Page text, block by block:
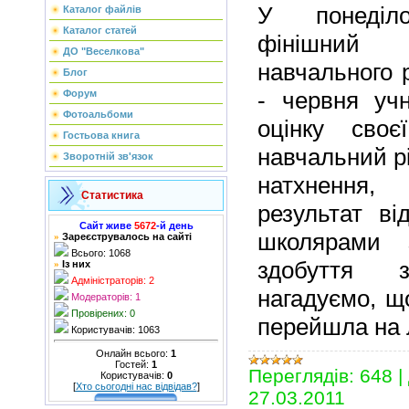
Каталог файлів
Каталог статей
ДО "Веселкова"
Блог
Форум
Фотоальбоми
Гостьова книга
Зворотній зв'язок
Статистика
Сайт живе 5672-й день
» Зареєструвалось на сайті
Всього: 1068
» Із них
Адміністраторів: 2
Модераторів: 1
Провірених: 0
Користувачів: 1063
Онлайн всього: 1
Гостей: 1
Користувачів: 0
[Хто сьогодні нас відвідав?]
У
фінішний
навчального
- червня
оцінку
навчальний
результат
школярами
нагадуємо,
перейшла на
Переглядів: 648 |
27.03.2011